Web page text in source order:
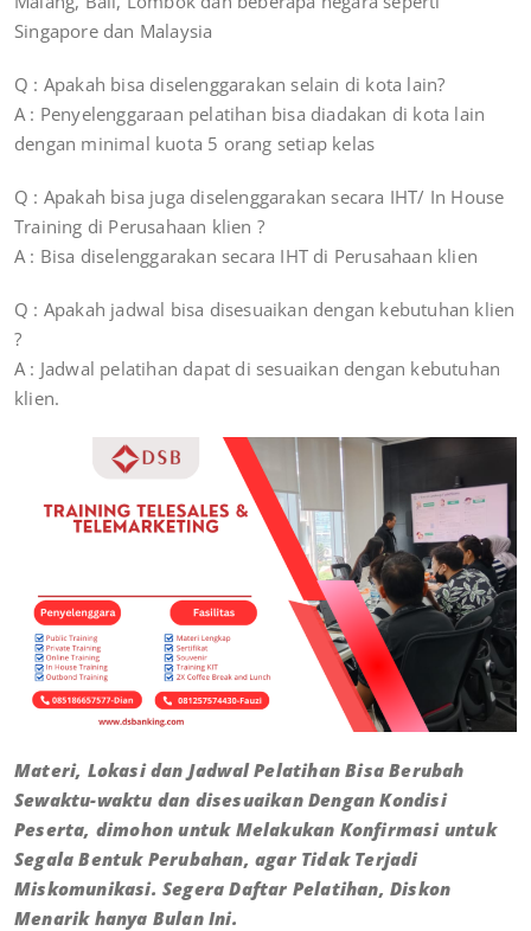
Singapore dan Malaysia
Q : Apakah bisa diselenggarakan selain di kota lain?
A : Penyelenggaraan pelatihan bisa diadakan di kota lain
dengan minimal kuota 5 orang setiap kelas
Q : Apakah bisa juga diselenggarakan secara IHT/ In House
Training di Perusahaan klien ?
A : Bisa diselenggarakan secara IHT di Perusahaan klien
Q : Apakah jadwal bisa disesuaikan dengan kebutuhan klien
?
A : Jadwal pelatihan dapat di sesuaikan dengan kebutuhan
klien.
Materi, Lokasi dan Jadwal Pelatihan Bisa Berubah
Sewaktu-waktu dan disesuaikan Dengan Kondisi
Peserta, dimohon untuk Melakukan Konfirmasi untuk
Segala Bentuk Perubahan, agar Tidak Terjadi
Miskomunikasi. Segera Daftar Pelatihan, Diskon
Menarik hanya Bulan Ini.